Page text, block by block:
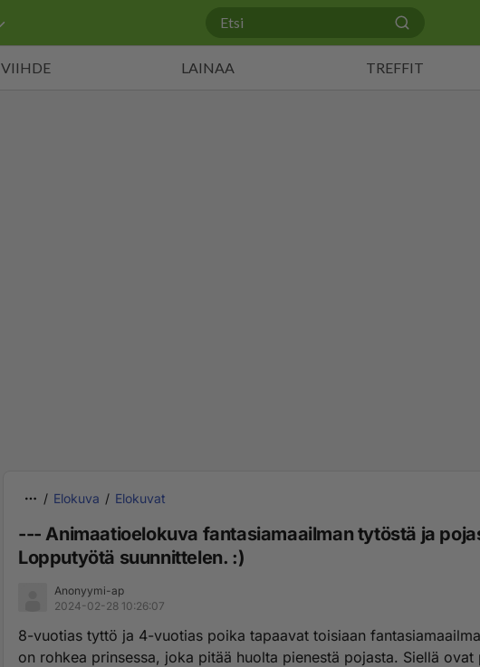
VIIHDE LAINAA TREFFIT
Elokuva Elokuvat
--- Animaatioelokuva fantasiamaailman tytöstä ja
Lopputyötä suunnittelen. :)
Anonyymi-ap
2024-02-28 10:26:07
8-vuotias tyttö ja 4-vuotias poika tapaavat toisiaan
on rohkea prinsessa, joka pitää huolta pienestä pojasta. Siellä ovat